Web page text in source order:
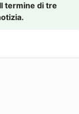
termine di tre